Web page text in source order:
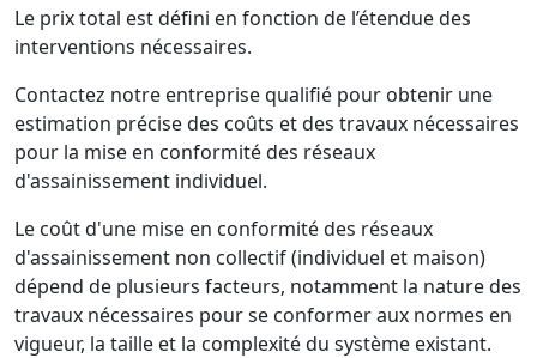
Le prix total est défini en fonction de l’étendue des
interventions nécessaires.
Contactez notre entreprise qualifié pour obtenir une
estimation précise des coûts et des travaux nécessaires
pour la mise en conformité des réseaux
d'assainissement individuel.
Le coût d'une mise en conformité des réseaux
d'assainissement non collectif (individuel et maison)
dépend de plusieurs facteurs, notamment la nature des
travaux nécessaires pour se conformer aux normes en
vigueur, la taille et la complexité du système existant.